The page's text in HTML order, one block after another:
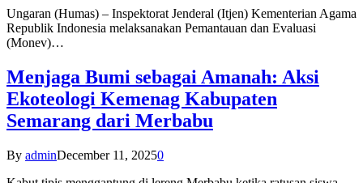
Ungaran (Humas) – Inspektorat Jenderal (Itjen) Kementerian Agama
Republik Indonesia melaksanakan Pemantauan dan Evaluasi
(Monev)…
Menjaga Bumi sebagai Amanah: Aksi
Ekoteologi Kemenag Kabupaten
Semarang dari Merbabu
By adminDecember 11, 20250